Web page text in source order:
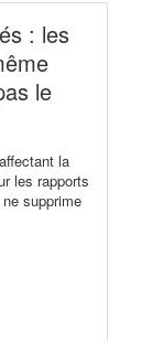
: les
le
la
les rapports
supprime